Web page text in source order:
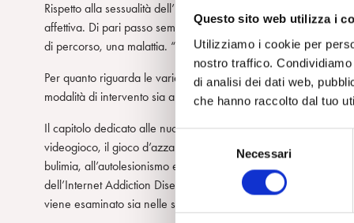
Questo sito web utilizza i
Utilizziamo i cookie per
nostro traffico.
di analisi dei dati web,
che hanno raccolto dal tuo
S
l
z
Necessari
Rispetto alla sessualità dell’I-Generation, emerge come l’uso
affettiva. Di pari passo sembra diminuire la capacità di
di percorso, una malattia. “Catching the feeling” dicono in
Per quanto riguarda le varie forme di sessualità su Internet,
modalità di intervento sia a livello familiare che scolastico.
Il capitolo dedicato alle nuove dipendenze è molto ricco.
videogioco, il gioco d’azzardo, lo shopping online, il sesso
bulimia, all’autolesionismo e al suicidio. L’inquadramento
dell’Internet Addiction Disease-IAD alla psicodinamica dei
viene esaminato sia nelle sue varianti sane che patologiche.